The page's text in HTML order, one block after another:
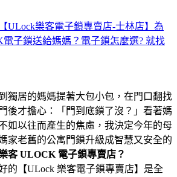
ULock樂客電子鎖專賣店-士林店】為
子鎖送給媽媽？電子鎖怎麼選? 就找
獨居的媽媽提著大包小包，在門口翻找
後才擔心：「門到底鎖了沒？」看著媽
如以往而產生的焦慮，我決定今年的母
家老舊的公寓門鎖升級成智慧又安全的
客 ULOCK 電子鎖專賣店？
的【ULock 樂客電子鎖專賣店】是全